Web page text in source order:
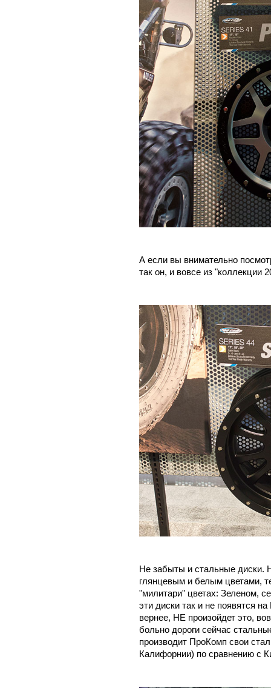
А если вы внимательно
так он, и вовсе из "коллекции
Не забыты и стальные
глянцевым и белым цветами,
"милитари" цветах: Зеленом,
эти диски так и не появятся
вернее, НЕ произойдет это,
больно дороги сейчас
производит ПроКомп свои
Калифорнии) по сравнению с